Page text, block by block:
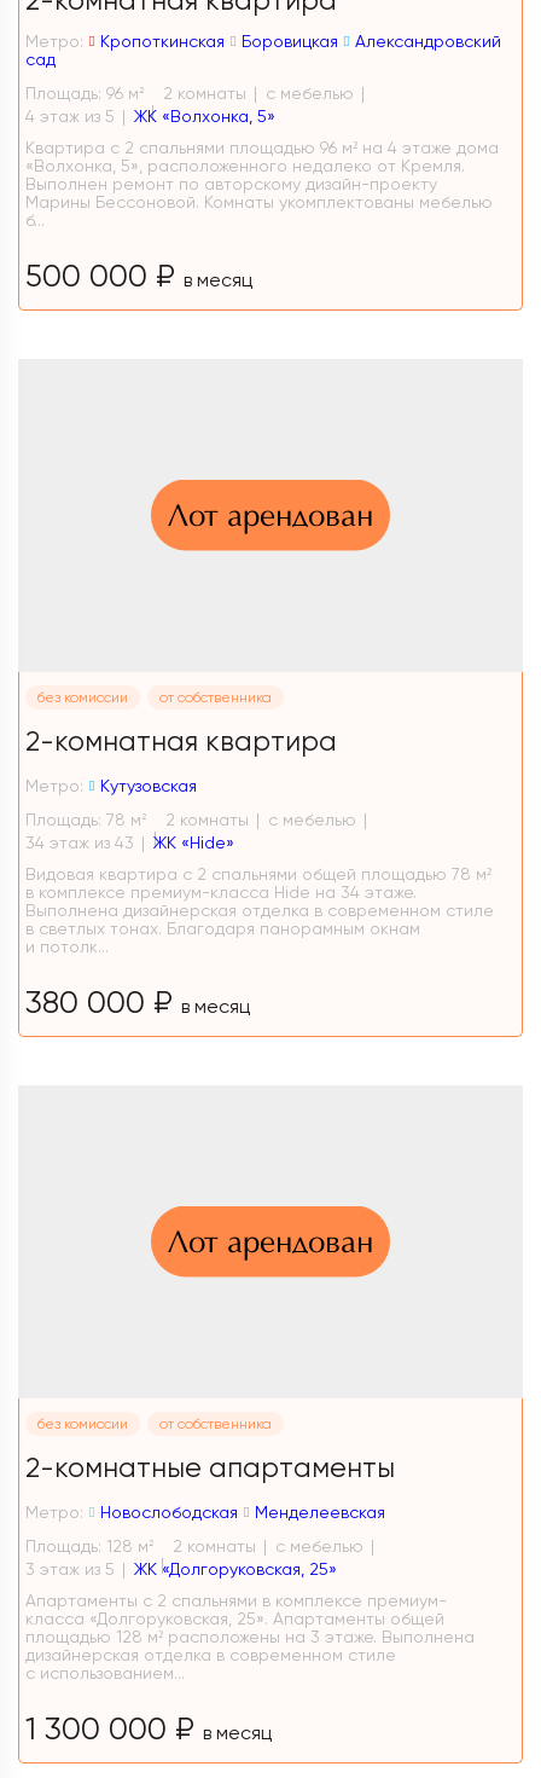
Метро: Кропоткинская Боровицкая
Александровский
сад
Площадь: 96 м 2 2 комнаты
с мебелью
4 этаж из 5
ЖК «Волхонка, 5»
Квартира с 2 спальнями площадью 96 м² на 4 этаже дома
«Волхонка, 5», расположенного недалеко от Кремля.
Выполнен ремонт по авторскому дизайн-проекту
Марины Бессоновой. Комнаты укомплектованы мебелью
б...
500 000 ₽ в месяц
Лот арендован
без комиссии от собственника
2-комнатная квартира
Метро:
Кутузовская
Площадь: 78 м 2 2 комнаты
с мебелью
34 этаж из 43
ЖК «Hide»
Видовая квартира с 2 спальнями общей площадью 78 м²
в комплексе премиум-класса Hide на 34 этаже.
Выполнена дизайнерская отделка в современном стиле
в светлых тонах. Благодаря панорамным окнам
и потолк...
380 000 ₽ в месяц
Лот арендован
без комиссии от собственника
2-комнатные апартаменты
Метро: Новослободская
Менделеевская
Площадь: 128 м 2 2 комнаты
с мебелью
3 этаж из 5
ЖК «Долгоруковская, 25»
Апартаменты с 2 спальнями в комплексе премиум-
класса «Долгоруковская, 25». Апартаменты общей
площадью 128 м² расположены на 3 этаже. Выполнена
дизайнерская отделка в современном стиле
с использованием...
1 300 000 ₽ в месяц